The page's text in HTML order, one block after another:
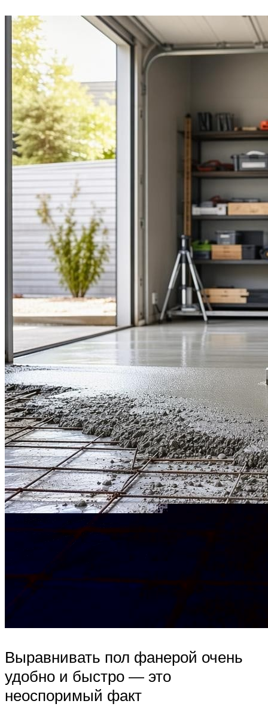
Выравнивать пол фанерой очень
удобно и быстро — это
неоспоримый факт